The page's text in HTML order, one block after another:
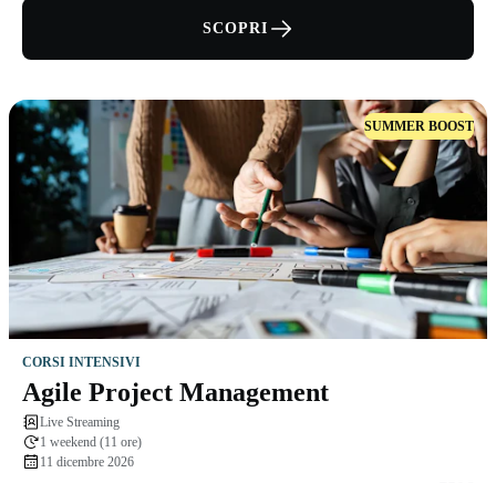
SCOPRI
SUMMER BOOST
CORSI INTENSIVI
Agile Project Management
Live Streaming
1 weekend (11 ore)
11 dicembre 2026